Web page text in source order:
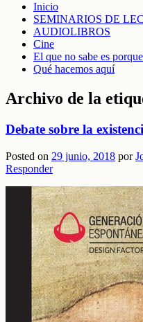
Inicio
SEMINARIOS DE
AUDIOLIBROS
Cine
El que no sabe es
Qué hacemos aquí
Archivo de la
Debate sobre la
Posted on 29 junio, 2018 por
Responder